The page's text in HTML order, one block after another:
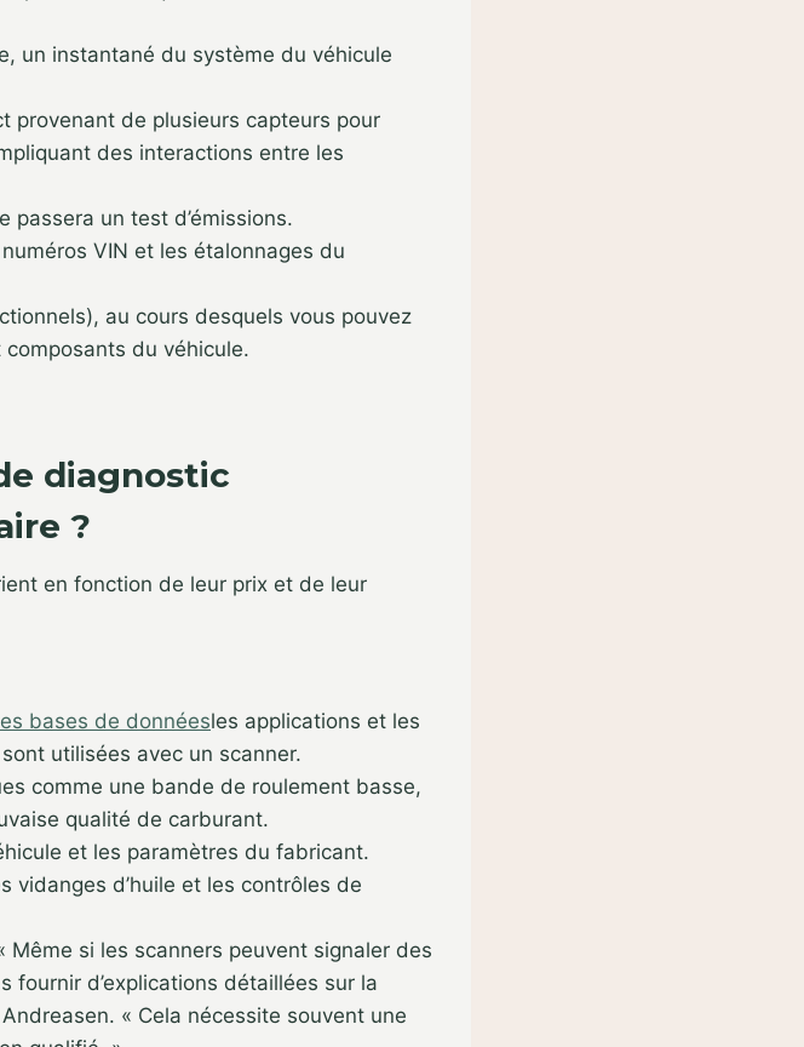
un instantané du système du véhicule
provenant de plusieurs capteurs pour
des interactions entre les
un test d’émissions.
VIN et les étalonnages du
au cours desquels vous pouvez
du véhicule.
diagnostic
?
en fonction de leur prix et de leur
bases de donnéesles applications et les
utilisées avec un scanner.
comme une bande de roulement basse,
qualité de carburant.
et les paramètres du fabricant.
vidanges d’huile et les contrôles de
si les scanners peuvent signaler des
fournir d’explications détaillées sur la
« Cela nécessite souvent une